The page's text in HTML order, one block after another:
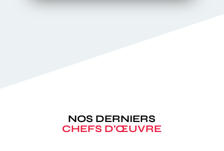
NOS DERNIERS
CHEFS D’ŒUVRE